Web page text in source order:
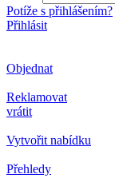
Potíže s přihlášením?
Přihlásit
Objednat
Reklamovat
vrátit
Vytvořit nabídku
Přehledy